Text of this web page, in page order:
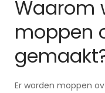
Waarom
moppen
Er worden moppen